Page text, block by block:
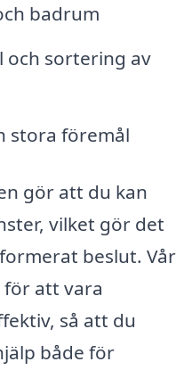
badrum
och sortering av
stora föremål
gör att du kan
vilket gör det
beslut. Vår
att vara
så att du
både för